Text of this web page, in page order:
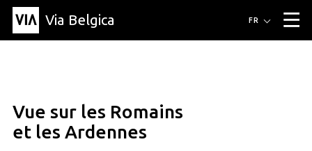
Via Belgica ▼
Article
Éducation
Recette
Amis
À propos de Via Belgica
FR
article
Vue sur les Romains
et les Ardennes